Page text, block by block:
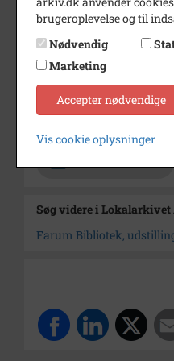
Årstal
Dateringsnote
Fotograf
Arkiv
Søg videre i
Farum Bibliotek,
brugeroplevelse og til
Nødvendig
Marketing
Accepter nødvendige
Vis cookie oplysninger